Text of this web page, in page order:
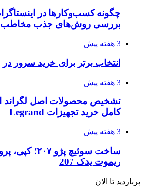
چگونه کسب‌وکارها در
بررسی روش‌های جذب مخاطب و
3 هفته پیش
انتخاب برتر برای خرید سرور در
3 هفته پیش
تشخیص محصولات اصل لگراند
کامل خرید تجهیزات Legrand
3 هفته پیش
ساخت سوئیچ پژو
ریموت یدک 207
پربازدید تا الان